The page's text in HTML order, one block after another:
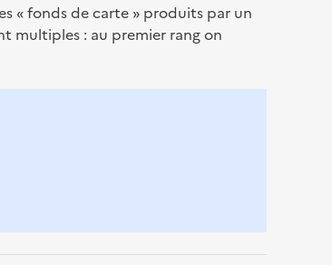
« fonds de carte » produits par un
multiples : au premier rang on